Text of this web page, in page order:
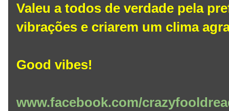
Valeu a todos de verdade pela
vibrações e criarem um clima
Good vibes!
www.facebook.com/